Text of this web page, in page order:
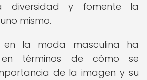
diversidad y fomente la
mismo.
en la moda masculina ha
en términos de cómo se
de la imagen y su